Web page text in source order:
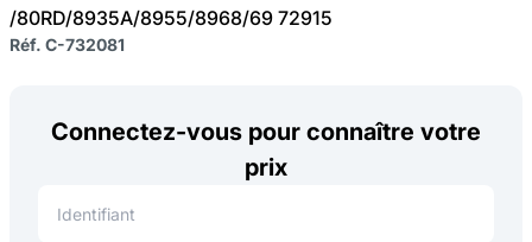
/80RD/8935A/8955/8968/69 72915
Réf. C-732081
Connectez-vous pour connaître votre
prix